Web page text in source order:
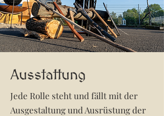
Ausstattung
Jede Rolle steht und fällt mit der
Ausgestaltung und Ausrüstung der